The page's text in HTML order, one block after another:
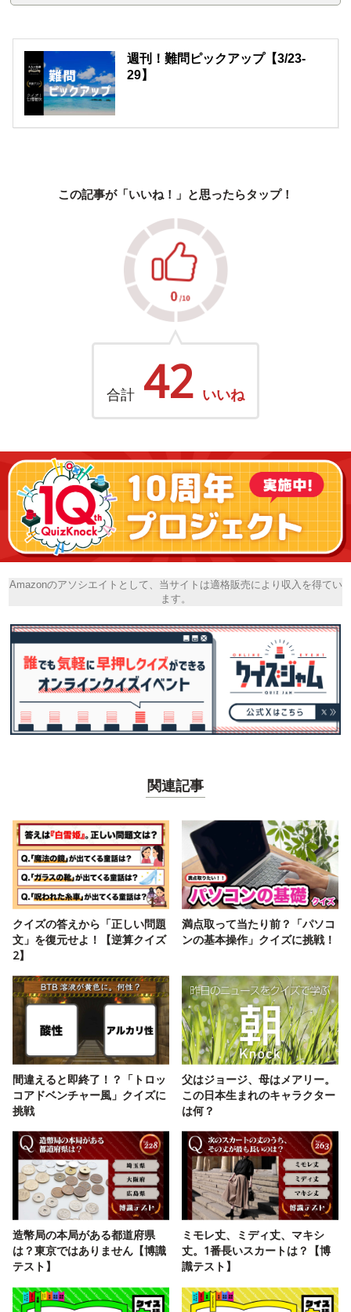
週刊！難問ピックアップ【3/23-
29】
この記事が「いいね！」と思ったらタップ！
合計 42 いいね
Amazonのアソシエイトとして、当サイトは適格販売により収入を得てい
ます。
関連記事
クイズの答えから「正しい問題
文」を復元せよ！【逆算クイズ
2】
満点取って当たり前？「パソコ
ンの基本操作」クイズに挑戦！
間違えると即終了！？「トロッ
コアドベンチャー風」クイズに
挑戦
父はジョージ、母はメアリー。
この日本生まれのキャラクター
は何？
造幣局の本局がある都道府県
は？東京ではありません【博識
テスト】
ミモレ丈、ミディ丈、マキシ
丈。1番長いスカートは？【博
識テスト】